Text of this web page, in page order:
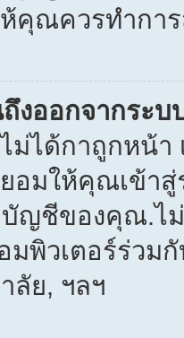
คุณควรทำกา
งออกจากระ
ได้กาถูกหน้า
อมให้คุณเข้า
ญชีของคุณ.ไ
พิวเตอร์ร่วมกั
ลัย, ฯลฯ